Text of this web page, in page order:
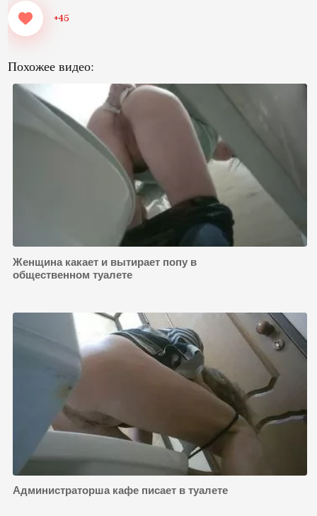
+45
Похожее видео:
Женщина какает и вытирает попу в
общественном туалете
Администраторша кафе писает в туалете